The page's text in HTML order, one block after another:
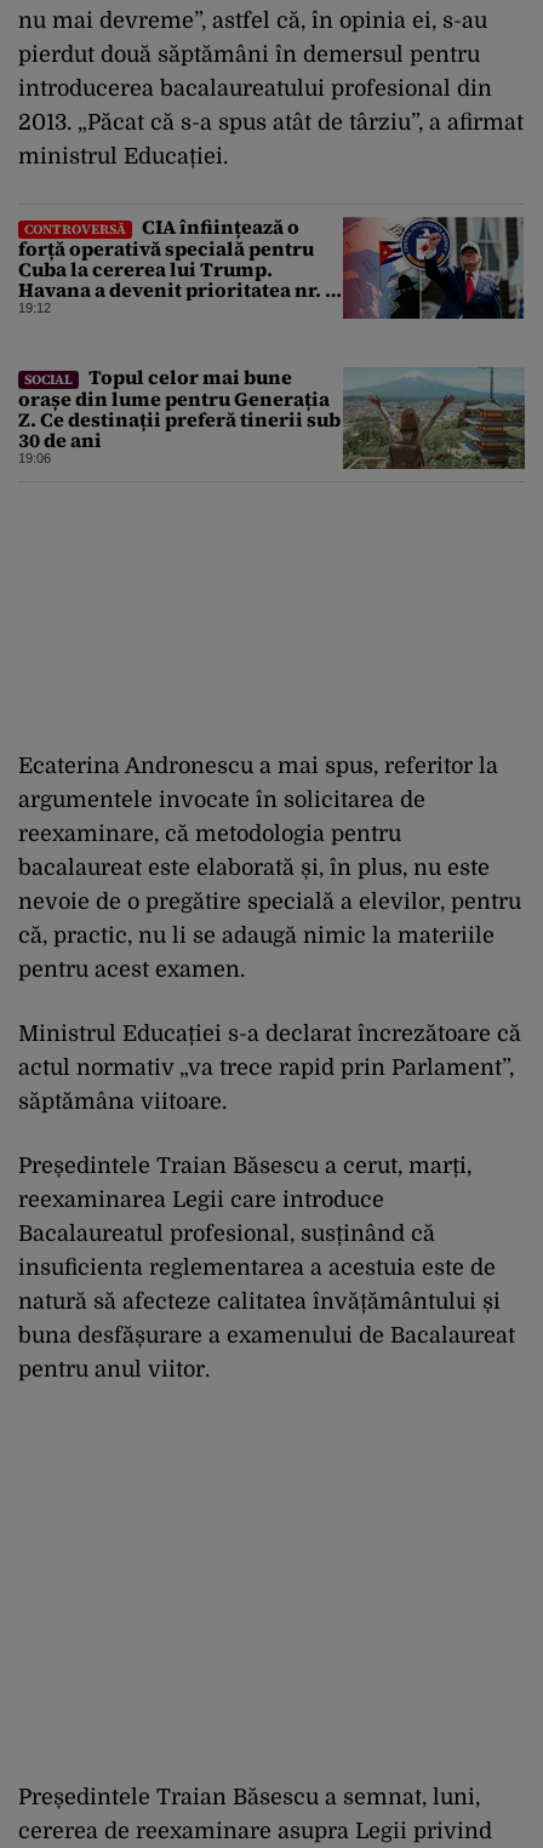
nu mai devreme”, astfel că, în opinia ei, s-au
pierdut două săptămâni în demersul pentru
introducerea bacalaureatului profesional din
2013. „Păcat că s-a spus atât de târziu”, a afirmat
ministrul Educației.
CONTROVERSĂ
CIA înființează o
forță operativă specială pentru
Cuba la cererea lui Trump.
Havana a devenit prioritatea nr. 1
alături de China, Iran și Rusia
19:12
SOCIAL
Topul celor mai bune
orașe din lume pentru Generația
Z. Ce destinații preferă tinerii sub
30 de ani
19:06
Ecaterina Andronescu a mai spus, referitor la
argumentele invocate în solicitarea de
reexaminare, că metodologia pentru
bacalaureat este elaborată și, în plus, nu este
nevoie de o pregătire specială a elevilor, pentru
că, practic, nu li se adaugă nimic la materiile
pentru acest examen.
Ministrul Educației s-a declarat încrezătoare că
actul normativ „va trece rapid prin Parlament”,
săptămâna viitoare.
Președintele Traian Băsescu a cerut, marți,
reexaminarea Legii care introduce
Bacalaureatul profesional, susținând că
insuficienta reglementarea a acestuia este de
natură să afecteze calitatea învățământului și
buna desfășurare a examenului de Bacalaureat
pentru anul viitor.
Președintele Traian Băsescu a semnat, luni,
cererea de reexaminare asupra Legii privind